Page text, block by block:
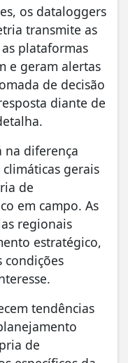
os dataloggers
transmite as
plataformas
e geram alertas
de decisão
diante de
diferença
gerais
de
em campo. As
regionais
estratégico,
condições
tendências
de